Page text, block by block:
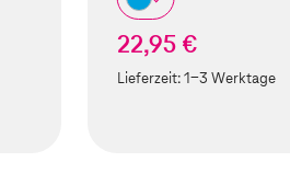
22,95 €
Lieferzeit:1-3 Werktage